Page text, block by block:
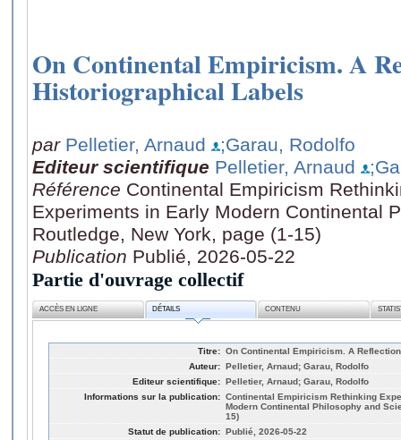
On Continental Empiricism. A
Historiographical Labels
par Pelletier, Arnaud
;Garau, Rodolfo
Editeur scientifique Pelletier, Arnaud
Référence Continental Empiricism
Experiments in Early Modern Continental
Routledge, New York, page (1-15)
Publication Publié, 2026-05-22
Partie d'ouvrage collectif
ACCÈS EN LIGNE DÉTAILS CONTENU
Titre: On Continental Empiricism. A
Auteur: Pelletier, Arnaud; Garau, Rodolfo
Editeur scientifique: Pelletier, Arnaud; Garau, Rodolfo
Informations sur la publication: Continental Empiricism Rethinking
Modern Continental Philosophy and
15)
Statut de publication: Publié, 2026-05-22